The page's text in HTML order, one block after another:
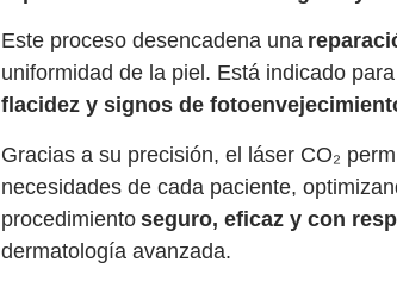
Este proceso desencadena una
uniformidad de la piel. Está indicado
flacidez y signos de
Gracias a su precisión, el láser CO₂
necesidades de cada paciente,
procedimiento seguro, eficaz y con
dermatología avanzada.